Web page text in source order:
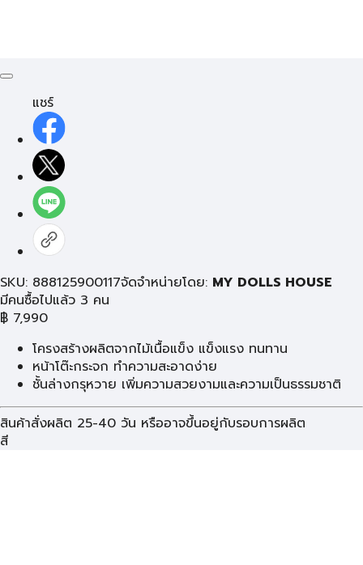
แชร์
SKU: 888125900117จัดจำหน่ายโดย: MY DOLLS HOUSE
มีคนซื้อไปแล้ว 3 คน
฿ 7,990
โครงสร้างผลิตจากไม้เนื้อแข็ง แข็งแรง ทนทาน
หน้าโต๊ะกระจก ทำความสะอาดง่าย
ชั้นล่างกรุหวาย เพิ่มความสวยงามและความเป็นธรรมชาติ
สินค้าสั่งผลิต 25-40 วัน หรืออาจขึ้นอยู่กับรอบการผลิต
สี